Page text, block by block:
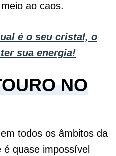
ao caos.
é o seu cristal, o
sua energia!
NO
todos os âmbitos da
é quase impossível